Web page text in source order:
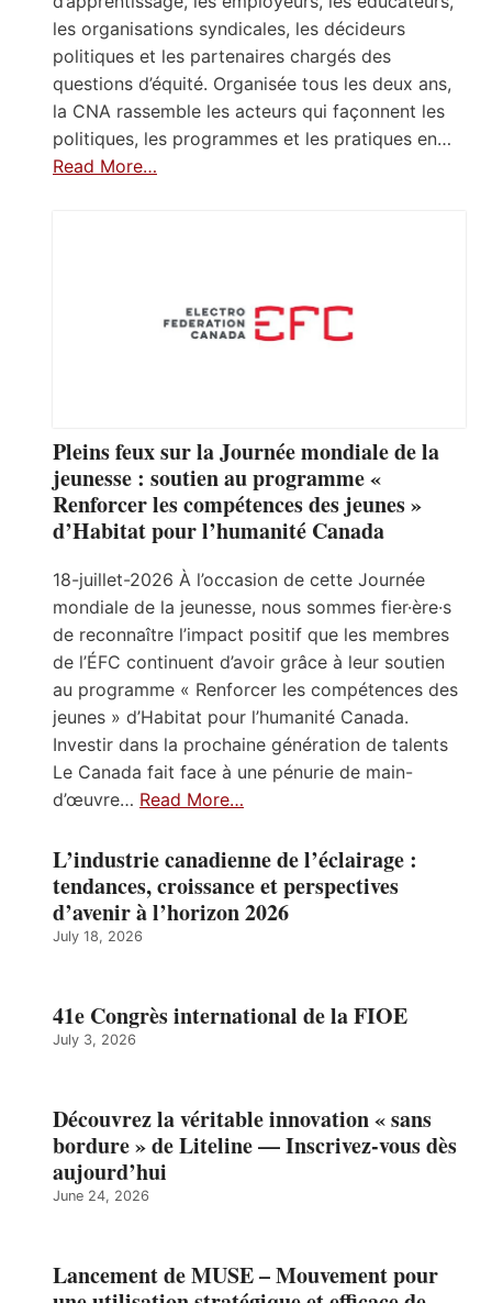
les organisations syndicales, les décideurs
politiques et les partenaires chargés des
questions d’équité. Organisée tous les deux ans,
la CNA rassemble les acteurs qui façonnent les
politiques, les programmes et les pratiques en…
Read More…
Pleins feux sur la Journée mondiale de la
jeunesse : soutien au programme «
Renforcer les compétences des jeunes »
d’Habitat pour l’humanité Canada
18-juillet-2026 À l’occasion de cette Journée
mondiale de la jeunesse, nous sommes fier·ère·s
de reconnaître l’impact positif que les membres
de l’ÉFC continuent d’avoir grâce à leur soutien
au programme « Renforcer les compétences des
jeunes » d’Habitat pour l’humanité Canada.
Investir dans la prochaine génération de talents
Le Canada fait face à une pénurie de main-
d’œuvre… Read More…
L’industrie canadienne de l’éclairage :
tendances, croissance et perspectives
d’avenir à l’horizon 2026
July 18, 2026
41e Congrès international de la FIOE
July 3, 2026
Découvrez la véritable innovation « sans
bordure » de Liteline — Inscrivez-vous dès
aujourd’hui
June 24, 2026
Lancement de MUSE – Mouvement pour